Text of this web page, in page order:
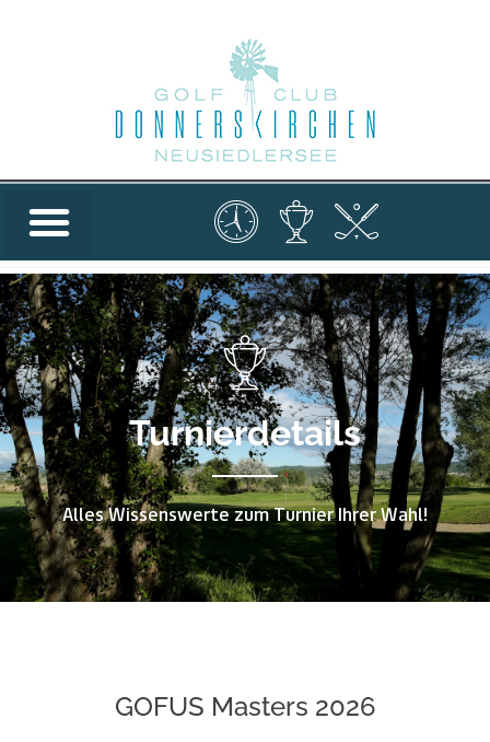
Turnierdetails
Alles Wissenswerte zum Turnier Ihrer Wahl!
GOFUS Masters 2026